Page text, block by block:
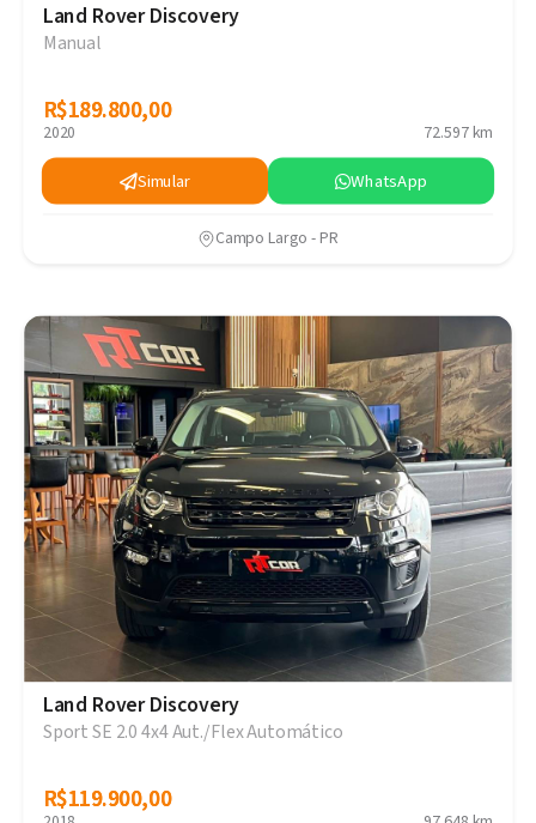
Land Rover Discovery
Manual
R$189.800,00
R$189.800,00
2020 72.597 km
Simular WhatsApp
Campo Largo - PR
Land Rover Discovery
Sport SE 2.0 4x4 Aut./Flex Automático
R$119.900,00
R$119.900,00